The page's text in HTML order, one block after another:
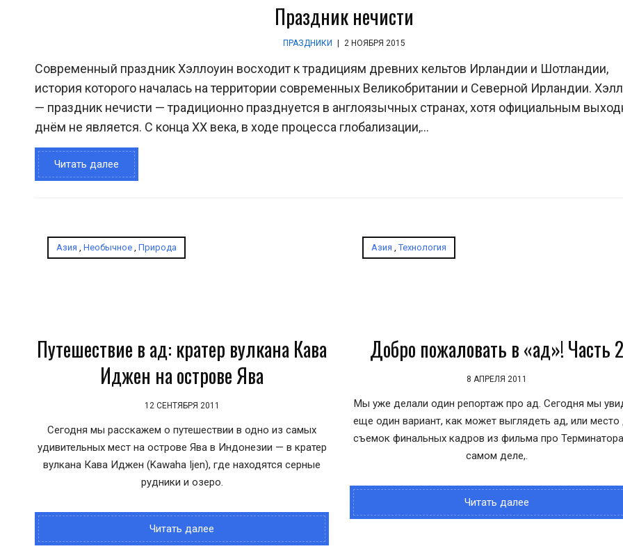
Праздник нечисти
ПРАЗДНИКИ 2 НОЯБРЯ 2015
Современный праздник Хэллоуин восходит к традициям древних кельтов Ирландии и Шотландии,
история которого началась на территории современных Великобритании и Северной Ирландии.
— праздник нечисти — традиционно празднуется в англоязычных странах, хотя официальным
днём не является. С конца XX века, в ходе процесса глобализации,...
Читать далее
Азия , Необычное , Природа
Путешествие в ад: кратер вулкана Кава
Иджен на острове Ява
12 СЕНТЯБРЯ 2011
Сегодня мы расскажем о путешествии в одно из самых
удивительных мест на острове Ява в Индонезии — в кратер
вулкана Кава Иджен (Kawaha Ijen), где находятся серные
рудники и озеро.
Читать далее
Азия ,Технология
Добро пожаловать в «ад»! Часть 2
8 АПРЕЛЯ 2011
Мы уже делали один репортаж про ад. Сегодня мы
еще один вариант, как может выглядеть ад, или место
съемок финальных кадров из фильма про
самом деле,.
Читать далее